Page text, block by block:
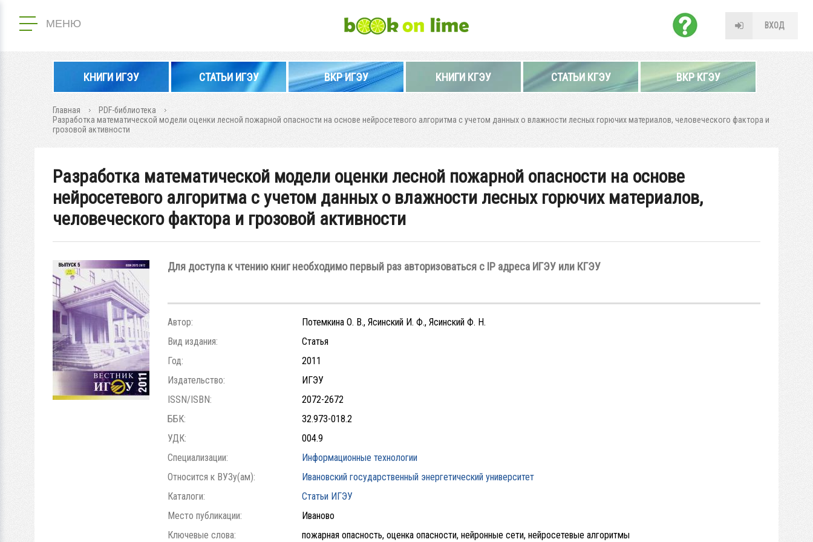
МЕНЮ ВХОД
КНИГИ ИГЭУ СТАТЬИ ИГЭУ ВКР ИГЭУ КНИГИ КГЭУ СТАТЬИ КГЭУ ВКР КГЭУ
Главная
PDF-библиотека
Разработка математической модели оценки лесной пожарной опасности на основе нейросетевого алгоритма с учетом данных о влажности лесных горючих материалов, человеческого фактора и
грозовой активности
Разработка математической модели оценки лесной пожарной опасности на основе
нейросетевого алгоритма с учетом данных о влажности лесных горючих материалов,
человеческого фактора и грозовой активности
Для доступа к чтению книг необходимо первый раз авторизоваться с IP адреса ИГЭУ или КГЭУ
Автор:
Потемкина О. В., Ясинский И. Ф., Ясинский Ф. Н.
Вид издания:
Статья
Год:
2011
Издательство:
ИГЭУ
ISSN/ISBN:
2072-2672
ББК:
32.973-018.2
УДК:
004.9
Специализации:
Информационные технологии
Относится к ВУЗу(ам):
Ивановский государственный энергетический университет
Каталоги:
Статьи ИГЭУ
Место публикации:
Иваново
Ключевые слова:
пожарная опасность, оценка опасности, нейронные сети, нейросетевые алгоритмы